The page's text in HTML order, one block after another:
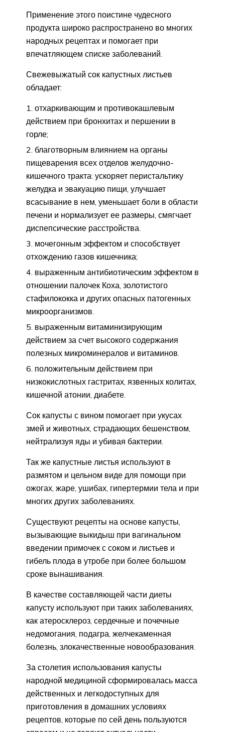
Применение этого поистине чудесного
продукта широко распространено во многих
народных рецептах и помогает при
впечатляющем списке заболеваний.
Свежевыжатый сок капустных листьев
обладает:
отхаркивающим и противокашлевым
действием при бронхитах и першении в
горле;
благотворным влиянием на органы
пищеварения всех отделов желудочно-
кишечного тракта: ускоряет перистальтику
желудка и эвакуацию пищи, улучшает
всасывание в нем, уменьшает боли в области
печени и нормализует ее размеры, смягчает
диспепсические расстройства.
мочегонным эффектом и способствует
отхождению газов кишечника;
выраженным антибиотическим эффектом в
отношении палочек Коха, золотистого
стафилококка и других опасных патогенных
микроорганизмов.
выраженным витаминизирующим
действием за счет высокого содержания
полезных микроминералов и витаминов.
положительным действием при
низкокислотных гастритах, язвенных колитах,
кишечной атонии, диабете.
Сок капусты с вином помогает при укусах
змей и животных, страдающих бешенством,
нейтрализуя яды и убивая бактерии.
Так же капустные листья используют в
размятом и цельном виде для помощи при
ожогах, жаре, ушибах, гипертермии тела и при
многих других заболеваниях.
Существуют рецепты на основе капусты,
вызывающие выкидыш при вагинальном
введении примочек с соком и листьев и
гибель плода в утробе при более большом
сроке вынашивания.
В качестве составляющей части диеты
капусту используют при таких заболеваниях,
как атеросклероз, сердечные и почечные
недомогания, подагра, желчекаменная
болезнь, злокачественные новообразования.
За столетия использования капусты
народной медициной сформировалась масса
действенных и легкодоступных для
приготовления в домашних условиях
рецептов, которые по сей день пользуются